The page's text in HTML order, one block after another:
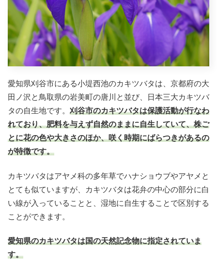
愛知県刈谷市にある小堤西池のカキツバタは、京都府の大
田ノ沢と鳥取県の岩美町の唐川と並び、日本三大カキツバ
タの自生地です。 刈谷市のカキツバタは保護活動が行なわ
れており、肥料を与えず自然のままに自生していて、株ご
とに花の色や大きさのほか、咲く時期にばらつきがあるの
が特徴です。
カキツバタはアヤメ科の多年草でハナショウブやアヤメと
とても似ていますが、カキツバタは花弁の中心の部分に白
い線が入っていることと、湿地に自生することで区別する
ことができます。
愛知県のカキツバタは国の天然記念物に指定されていま
す。